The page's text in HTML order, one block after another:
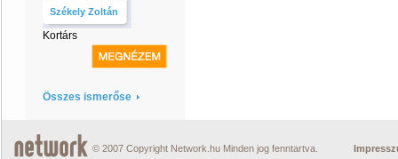
Székely Zoltán
Kortárs
Összes ismerőse
© 2007 Copyright Network.hu Minden jog fenntartva.